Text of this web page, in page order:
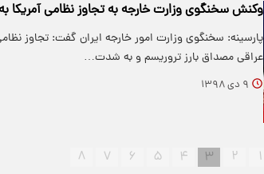
وکنش سخنگوی وزارت خارجه به تجاوز نظامی آمریکا
پارسینه: سخنگوی وزارت امور خارجه ایران گفت: تجاوز
عراقی مصداق بارز تروریسم و به شدت…
۹ دی ۱۳۹۸
۱ ۲ ۳ ۴ ۵ ۶ ۷ ۸